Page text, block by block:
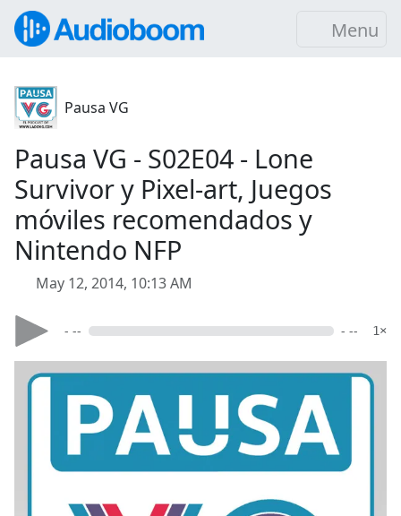
Menu
Pausa VG
Pausa VG - S02E04 - Lone
Survivor y Pixel-art, Juegos
móviles recomendados y
Nintendo NFP
May 12, 2014, 10:13 AM
- -- - -- 1×